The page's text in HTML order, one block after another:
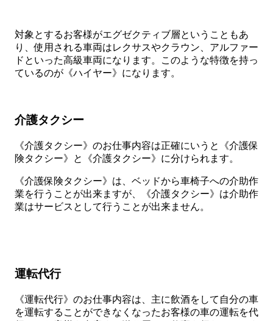
対象とするお客様がエグゼクティブ層ということもあ
り、使用される車両はレクサスやクラウン、アルファー
ドといった高級車両になります。このような特徴を持っ
ているのが《ハイヤー》になります。
介護タクシー
《介護タクシー》のお仕事内容は正確にいうと《介護保
険タクシー》と《介護タクシー》に分けられます。
《介護保険タクシー》は、ベッドから車椅子への介助作
業を行うことが出来ますが、《介護タクシー》は介助作
業はサービスとして行うことが出来ません。
運転代行
《運転代行》のお仕事内容は、主に飲酒をして自分の車
を運転することができなくなったお客様の車の運転を代